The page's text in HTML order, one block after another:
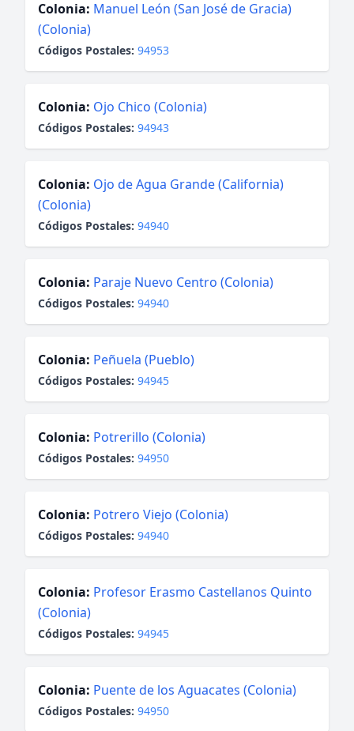
Colonia: Manuel León (San José de Gracia)
(Colonia)
Códigos Postales: 94953
Colonia: Ojo Chico (Colonia)
Códigos Postales: 94943
Colonia: Ojo de Agua Grande (California)
(Colonia)
Códigos Postales: 94940
Colonia: Paraje Nuevo Centro (Colonia)
Códigos Postales: 94940
Colonia: Peñuela (Pueblo)
Códigos Postales: 94945
Colonia: Potrerillo (Colonia)
Códigos Postales: 94950
Colonia: Potrero Viejo (Colonia)
Códigos Postales: 94940
Colonia: Profesor Erasmo Castellanos Quinto
(Colonia)
Códigos Postales: 94945
Colonia: Puente de los Aguacates (Colonia)
Códigos Postales: 94950